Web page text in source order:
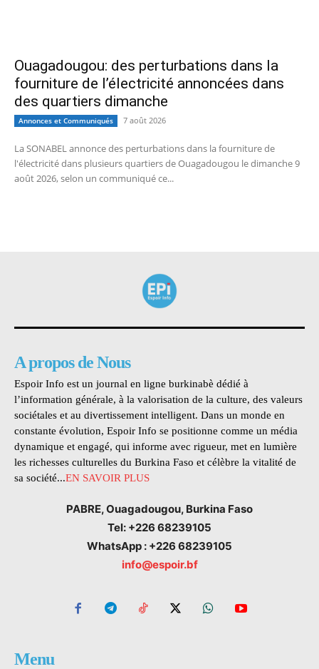
Ouagadougou: des perturbations dans la
fourniture de l’électricité annoncées dans
des quartiers dimanche
Annonces et Communiqués 7 août 2026
La SONABEL annonce des perturbations dans la fourniture de
l'électricité dans plusieurs quartiers de Ouagadougou le dimanche 9
août 2026, selon un communiqué ce...
A propos de Nous
Espoir Info est un journal en ligne burkinabè dédié à
l’information générale, à la valorisation de la culture, des valeurs
sociétales et au divertissement intelligent. Dans un monde en
constante évolution, Espoir Info se positionne comme un média
dynamique et engagé, qui informe avec rigueur, met en lumière
les richesses culturelles du Burkina Faso et célèbre la vitalité de
sa société...EN SAVOIR PLUS
PABRE, Ouagadougou, Burkina Faso
Tel: +226 68239105
WhatsApp : +226 68239105
info@espoir.bf
Menu